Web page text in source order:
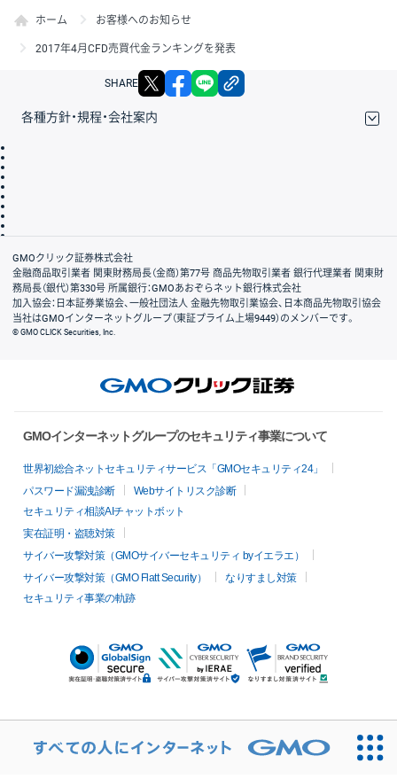
ホーム お客様へのお知らせ
2017年4月CFD売買代金ランキングを発表
SHARE X facebook
各種方針・規程・会社案内
会社案内
GMOクリック証券株式会社
金融商品取引業者 関東財務局長（金商）第77号 商品先物取引業者 銀行代理業者 関東財
務局長（銀代）第330号 所属銀行：GMOあおぞらネット銀行株式会社
加入協会：日本証券業協会、一般社団法人 金融先物取引業協会、日本商品先物取引協会
当社はGMOインターネットグループ（東証プライム上場9449）のメンバーです。
© GMO CLICK Securities, Inc.
GMOインターネットグループのセキュリティ事業について
世界初総合ネットセキュリティサービス「GMOセキュリティ24」
パスワード漏洩診断
Webサイトリスク診断
セキュリティ相談AIチャットボット
実在証明・盗聴対策
サイバー攻撃対策（GMOサイバーセキュリティ byイエラエ）
サイバー攻撃対策（GMO Flatt Security）
なりすまし対策
セキュリティ事業の軌跡